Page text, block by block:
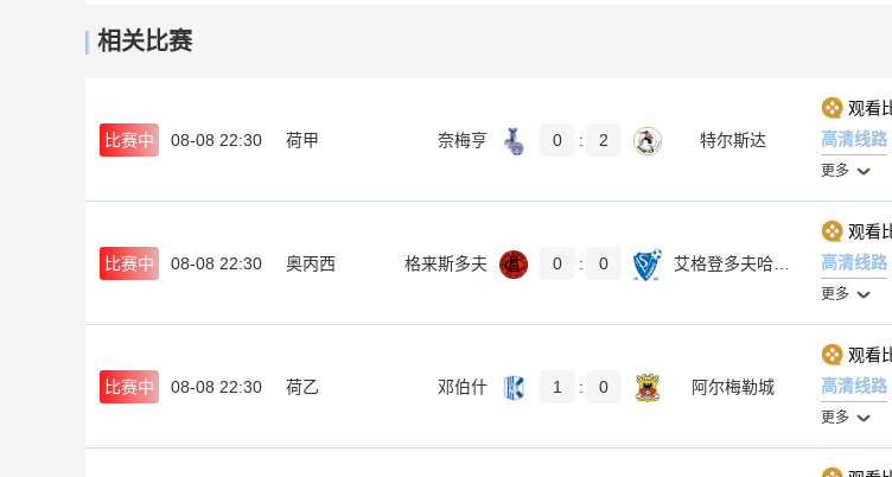
相关比赛
比赛中 08-08 22:30 荷甲 奈梅亨 0 : 2 特尔斯达
观看
高清线路
更多
比赛中 08-08 22:30 奥丙西 格来斯多夫 0 : 0
观看
高清线路
更多
比赛中 08-08 22:30 荷乙 邓伯什 1 : 0 阿尔梅勒城
观看
高清线路
更多